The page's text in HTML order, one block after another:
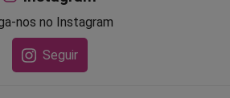
nos no Instagram
Seguir